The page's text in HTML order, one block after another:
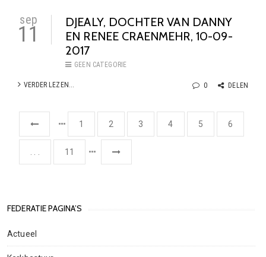
sep
11
DJEALY, DOCHTER VAN DANNY
EN RENEE CRAENMEHR, 10-09-
2017
GEEN CATEGORIE
VERDER LEZEN... 0 DELEN
1 2 3 4 5 6
11
FEDERATIE PAGINA’S
Actueel